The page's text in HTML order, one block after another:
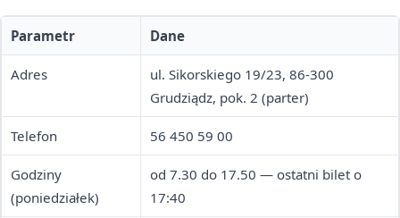
Parametr Dane
Adres
ul. Sikorskiego 19/23, 86-300
Grudziądz, pok. 2 (parter)
Telefon 56 450 59 00
Godziny
(poniedziałek)
od 7.30 do 17.50 — ostatni bilet o
17:40